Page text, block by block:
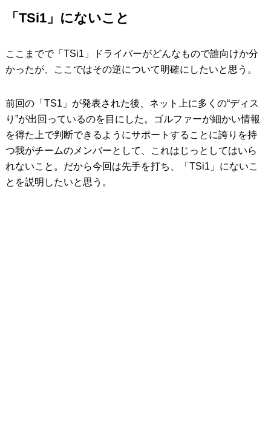
「TSi1」にないこと
ここまでで「TSi1」ドライバーがどんなもので誰向けか分
かったが、ここではその逆について明確にしたいと思う。
前回の「TS1」が発表された後、ネット上に多くの“ディス
り”が出回っているのを目にした。ゴルファーが細かい情報
を得た上で判断できるようにサポートすることに誇りを持
つ我がチームのメンバーとして、これはじっとしてはいら
れないこと。だから今回は先手を打ち、「TSi1」にないこ
とを説明したいと思う。